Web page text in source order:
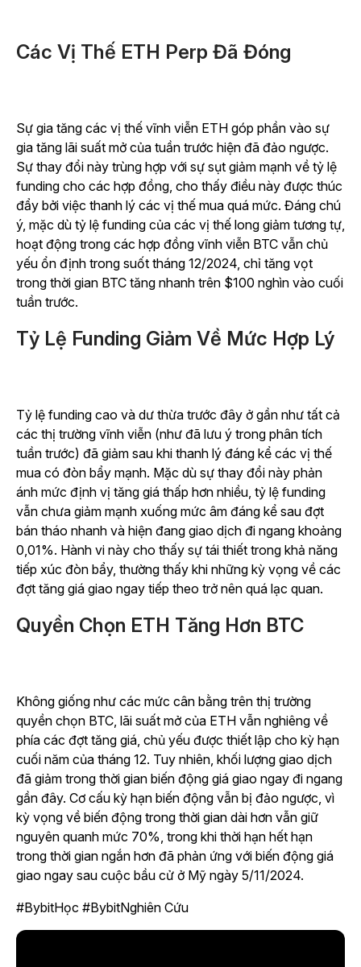
Các Vị Thế ETH Perp Đã Đóng
Sự gia tăng các vị thế vĩnh viễn ETH góp phần vào sự
gia tăng lãi suất mở của tuần trước hiện đã đảo ngược.
Sự thay đổi này trùng hợp với sự sụt giảm mạnh về tỷ lệ
funding cho các hợp đồng, cho thấy điều này được thúc
đẩy bởi việc thanh lý các vị thế mua quá mức. Đáng chú
ý, mặc dù tỷ lệ funding của các vị thế long giảm tương tự,
hoạt động trong các hợp đồng vĩnh viễn BTC vẫn chủ
yếu ổn định trong suốt tháng 12/2024, chỉ tăng vọt
trong thời gian BTC tăng nhanh trên $100 nghìn vào cuối
tuần trước.
Tỷ Lệ Funding Giảm Về Mức Hợp Lý
Tỷ lệ funding cao và dư thừa trước đây ở gần như tất cả
các thị trường vĩnh viễn (như đã lưu ý trong phân tích
tuần trước) đã giảm sau khi thanh lý đáng kể các vị thế
mua có đòn bẩy mạnh. Mặc dù sự thay đổi này phản
ánh mức định vị tăng giá thấp hơn nhiều, tỷ lệ funding
vẫn chưa giảm mạnh xuống mức âm đáng kể sau đợt
bán tháo nhanh và hiện đang giao dịch đi ngang khoảng
0,01%. Hành vi này cho thấy sự tái thiết trong khả năng
tiếp xúc đòn bẩy, thường thấy khi những kỳ vọng về các
đợt tăng giá giao ngay tiếp theo trở nên quá lạc quan.
Quyền Chọn ETH Tăng Hơn BTC
Không giống như các mức cân bằng trên thị trường
quyền chọn BTC, lãi suất mở của ETH vẫn nghiêng về
phía các đợt tăng giá, chủ yếu được thiết lập cho kỳ hạn
cuối năm của tháng 12. Tuy nhiên, khối lượng giao dịch
đã giảm trong thời gian biến động giá giao ngay đi ngang
gần đây. Cơ cấu kỳ hạn biến động vẫn bị đảo ngược, vì
kỳ vọng về biến động trong thời gian dài hơn vẫn giữ
nguyên quanh mức 70%, trong khi thời hạn hết hạn
trong thời gian ngắn hơn đã phản ứng với biến động giá
giao ngay sau cuộc bầu cử ở Mỹ ngày 5/11/2024.
#BybitHọc #BybitNghiên Cứu